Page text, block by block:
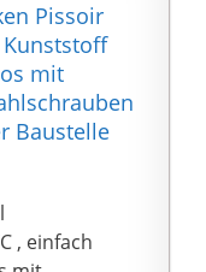
Pissoir
mit
Baustelle
, einfach